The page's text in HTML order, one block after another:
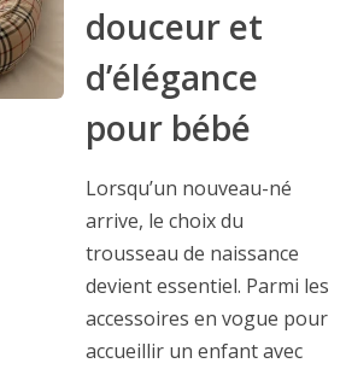
douceur et
d’élégance
pour bébé
Lorsqu’un nouveau-né
arrive, le choix du
trousseau de naissance
devient essentiel. Parmi les
accessoires en vogue pour
accueillir un enfant avec